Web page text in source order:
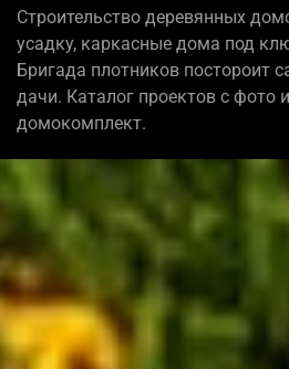
Строительство деревянных
усадку, каркасные дома под
Бригада плотников постороит
дачи. Каталог проектов с фото
домокомплект.